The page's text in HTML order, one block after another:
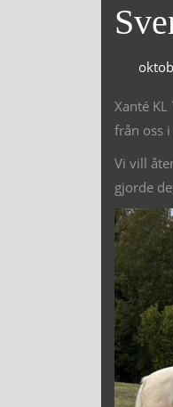
Xanté
från oss i
Vi vill
gjorde